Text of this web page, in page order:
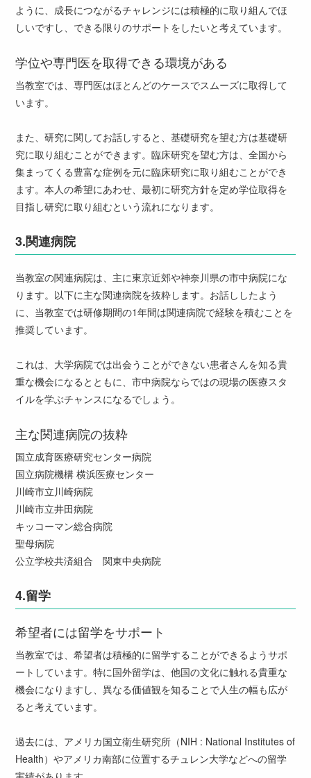
ように、成長につながるチャレンジには積極的に取り組んでほ
しいですし、できる限りのサポートをしたいと考えています。
学位や専門医を取得できる環境がある
当教室では、専門医はほとんどのケースでスムーズに取得して
います。
また、研究に関してお話しすると、基礎研究を望む方は基礎研
究に取り組むことができます。臨床研究を望む方は、全国から
集まってくる豊富な症例を元に臨床研究に取り組むことができ
ます。本人の希望にあわせ、最初に研究方針を定め学位取得を
目指し研究に取り組むという流れになります。
3.関連病院
当教室の関連病院は、主に東京近郊や神奈川県の市中病院にな
ります。以下に主な関連病院を抜粋します。お話ししたよう
に、当教室では研修期間の1年間は関連病院で経験を積むことを
推奨しています。
これは、大学病院では出会うことができない患者さんを知る貴
重な機会になるとともに、市中病院ならではの現場の医療スタ
イルを学ぶチャンスになるでしょう。
主な関連病院の抜粋
国立成育医療研究センター病院
国立病院機構 横浜医療センター
川崎市立川崎病院
川崎市立井田病院
キッコーマン総合病院
聖母病院
公立学校共済組合 関東中央病院
4.留学
希望者には留学をサポート
当教室では、希望者は積極的に留学することができるようサポ
ートしています。特に国外留学は、他国の文化に触れる貴重な
機会になりますし、異なる価値観を知ることで人生の幅も広が
ると考えています。
過去には、アメリカ国立衛生研究所（NIH : National Institutes of
Health）やアメリカ南部に位置するチュレン大学などへの留学